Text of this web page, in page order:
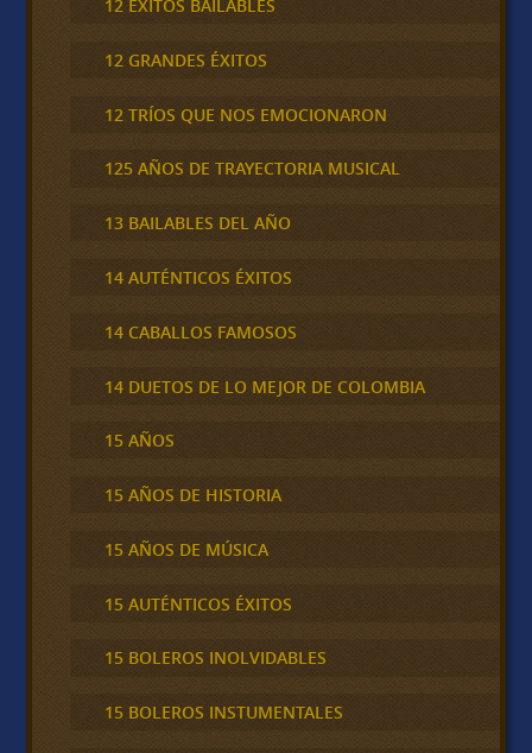
12 ÉXITOS BAILABLES
12 GRANDES ÉXITOS
12 TRÍOS QUE NOS EMOCIONARON
125 AÑOS DE TRAYECTORIA MUSICAL
13 BAILABLES DEL AÑO
14 AUTÉNTICOS ÉXITOS
14 CABALLOS FAMOSOS
14 DUETOS DE LO MEJOR DE COLOMBIA
15 AÑOS
15 AÑOS DE HISTORIA
15 AÑOS DE MÚSICA
15 AUTÉNTICOS ÉXITOS
15 BOLEROS INOLVIDABLES
15 BOLEROS INSTUMENTALES